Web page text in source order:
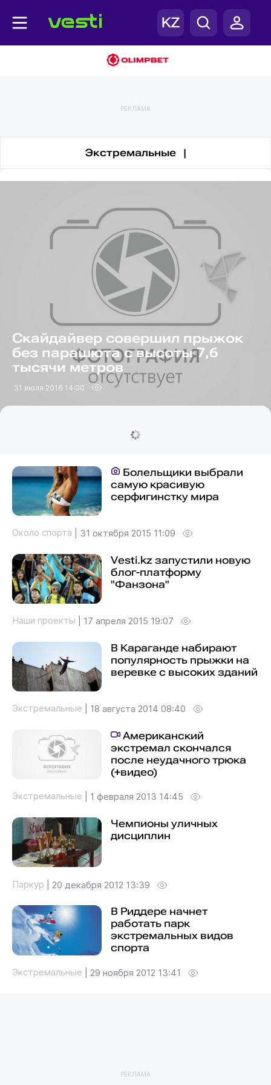
РЕКЛАМА
Экстремальные |
Скайдайвер совершил прыжок
без парашюта с высоты 7,6
тысячи метров
31 июля 2016 14:00
самую красивую
серфигинстку мира
Около спорта 31 октября 2015 11:09
Vesti.kz запустили новую
блог-платформу
"Фанзона"
Наши проекты 17 апреля 2015 19:07
В Караганде набирают
популярность прыжки на
веревке с высоких зданий
Экстремальные 18 августа 2014 08:40
Американский
экстремал скончался
после неудачного трюка
(+видео)
Экстремальные 1 февраля 2013 14:45
Чемпионы уличных
дисциплин
Паркур 20 декабря 2012 13:39
В Риддере начнет
работать парк
экстремальных видов
спорта
Экстремальные 29 ноября 2012 13:41
РЕКЛАМА